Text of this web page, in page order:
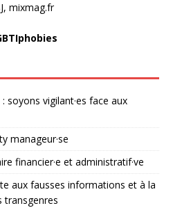
mixmag.fr
soyons vigilant·es face aux
manageur·se
financier·e et administratif·ve
aux fausses informations et à la
transgenres